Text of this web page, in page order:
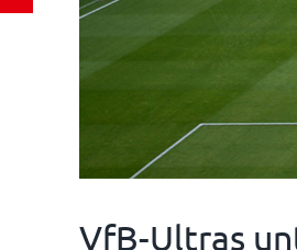
VfB-Ultras